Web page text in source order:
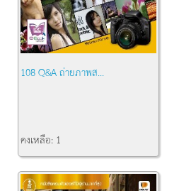
108 Q&A ถ่ายภาพส...
คงเหลือ: 1